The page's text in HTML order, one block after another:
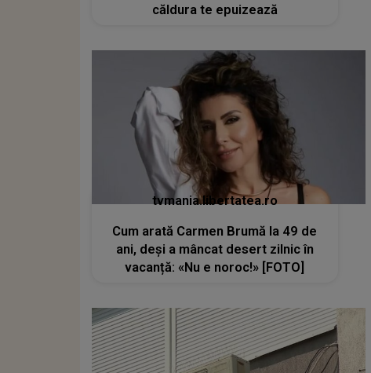
căldura te epuizează
tvmania.libertatea.ro
Cum arată Carmen Brumă la 49 de
ani, deși a mâncat desert zilnic în
vacanță: «Nu e noroc!» [FOTO]